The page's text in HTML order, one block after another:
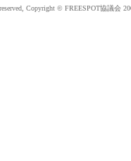
Copyright © FREESPOT協議会